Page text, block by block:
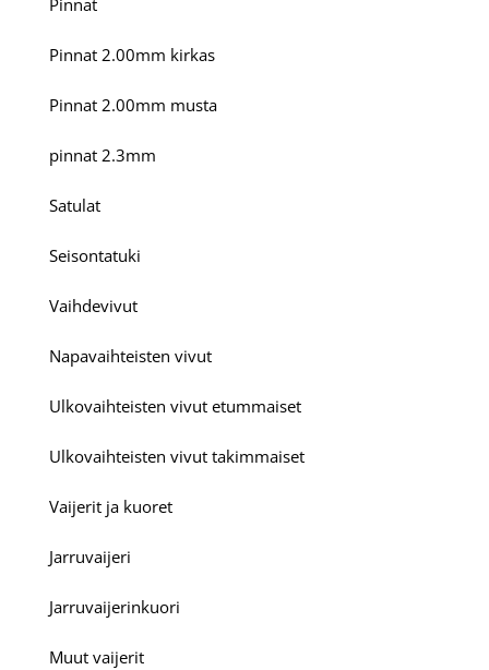
Pinnat
Pinnat 2.00mm kirkas
Pinnat 2.00mm musta
pinnat 2.3mm
Satulat
Seisontatuki
Vaihdevivut
Napavaihteisten vivut
Ulkovaihteisten vivut etummaiset
Ulkovaihteisten vivut takimmaiset
Vaijerit ja kuoret
Jarruvaijeri
Jarruvaijerinkuori
Muut vaijerit